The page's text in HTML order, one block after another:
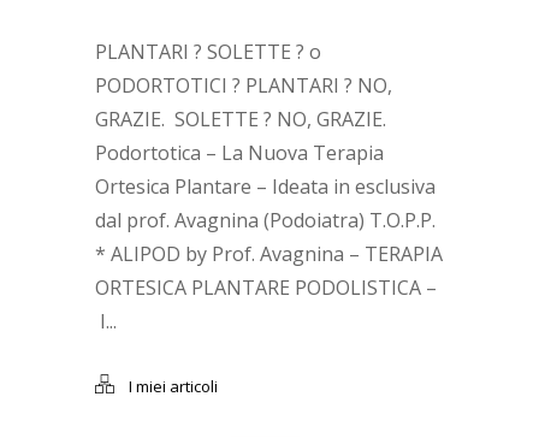
PLANTARI ? SOLETTE ? o
PODORTOTICI ? PLANTARI ? NO,
GRAZIE. SOLETTE ? NO, GRAZIE.
Podortotica – La Nuova Terapia
Ortesica Plantare – Ideata in esclusiva
dal prof. Avagnina (Podoiatra) T.O.P.P.
* ALIPOD by Prof. Avagnina – TERAPIA
ORTESICA PLANTARE PODOLISTICA –
I...
I miei articoli